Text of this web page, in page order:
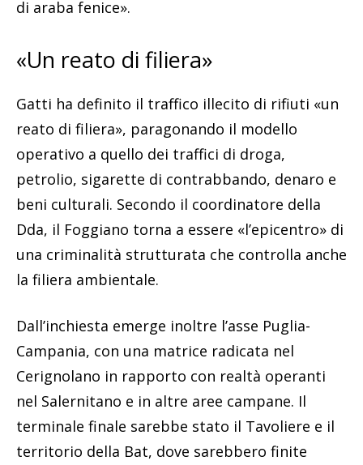
di araba fenice».
«Un reato di filiera»
Gatti ha definito il traffico illecito di rifiuti «un
reato di filiera», paragonando il modello
operativo a quello dei traffici di droga,
petrolio, sigarette di contrabbando, denaro e
beni culturali. Secondo il coordinatore della
Dda, il Foggiano torna a essere «l’epicentro» di
una criminalità strutturata che controlla anche
la filiera ambientale.
Dall’inchiesta emerge inoltre l’asse Puglia-
Campania, con una matrice radicata nel
Cerignolano in rapporto con realtà operanti
nel Salernitano e in altre aree campane. Il
terminale finale sarebbe stato il Tavoliere e il
territorio della Bat, dove sarebbero finite